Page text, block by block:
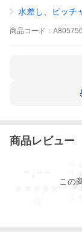
水差し、ピッチ
商品 コード： A805756
商品レビュー
3
この